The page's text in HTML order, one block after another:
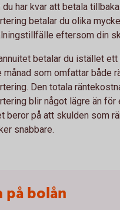
du har kvar att betala
betalar du olika
eftersom din
betalar du istället
månad som omfattar både
Den totala
blir något lägre än för
beror på att skulden som
snabbare.
på bolån